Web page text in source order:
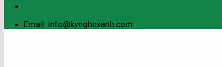
Email: info@kynghexanh.com